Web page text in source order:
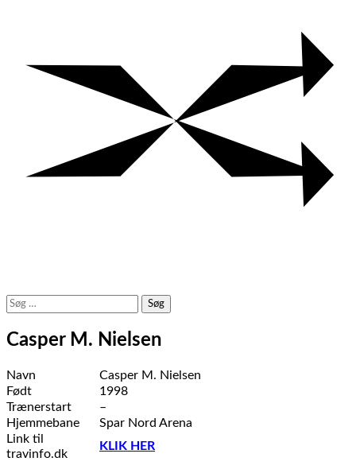
Søg
efter:
Casper M. Nielsen
Navn
Casper M. Nielsen
Født
1998
Trænerstart
–
Hjemmebane
Spar Nord Arena
Link til
travinfo.dk
KLIK HER